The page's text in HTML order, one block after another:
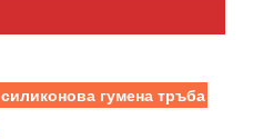
гумена тръба